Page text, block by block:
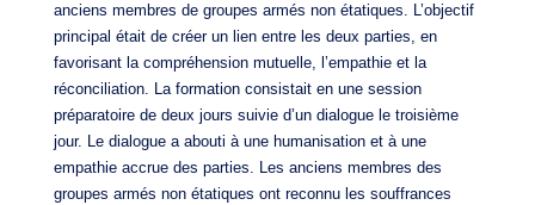
anciens membres de groupes armés non étatiques. L’objectif
principal était de créer un lien entre les deux parties, en
favorisant la compréhension mutuelle, l’empathie et la
réconciliation. La formation consistait en une session
préparatoire de deux jours suivie d’un dialogue le troisième
jour. Le dialogue a abouti à une humanisation et à une
empathie accrue des parties. Les anciens membres des
groupes armés non étatiques ont reconnu les souffrances